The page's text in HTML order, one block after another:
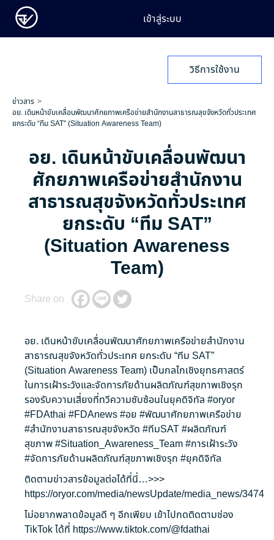
เข้าสู่ระบบ
วิธีการใช้งาน
ข่าวสาร
อย. เดินหน้าขับเคลื่อนพัฒนาศักยภาพเครือข่ายสำนักงานสาธารณสุขจังหวัดทั่วประเทศ
ยกระดับ “ทีม SAT” (Situation Awareness Team)
อย. เดินหน้าขับเคลื่อนพัฒนา
ศักยภาพเครือข่ายสำนักงาน
สาธารณสุขจังหวัดทั่วประเทศ
ยกระดับ “ทีม SAT”
(Situation Awareness
Team)
Share on
อย. เดินหน้าขับเคลื่อนพัฒนาศักยภาพเครือข่ายสำนักงาน
สาธารณสุขจังหวัดทั่วประเทศ ยกระดับ “ทีม SAT”
(Situation Awareness Team) เป็นกลไกเชิงยุทธศาสตร์
ในการเฝ้าระวังและจัดการภัยด้านผลิตภัณฑ์สุขภาพเชิงรุก
รองรับความเสี่ยงที่ทวีความซับซ้อนในยุคดิจิทัล #oryor
#FDAthai #FDAnews#อย #พัฒนาศักยภาพเครือข่าย
#สำนักงานสาธารณสุขจังหวัด #ทีมSAT#ผลิตภัณฑ์
สุขภาพ#Situation_Awareness_Team#การเฝ้าระวัง
#จัดการภัยด้านผลิตภัณฑ์สุขภาพเชิงรุก #ยุคดิจิทัล
ติดตามข่าวสารข้อมูลต่อได้ที่นี่…>>>
https://oryor.com/media/newsUpdate/media_news/3474
ไม่อยากพลาดข้อมูลดี ๆ อีกเพียบ เข้าไปกดติดตามช่อง
TikTok ได้ที่ https://www.tiktok.com/@fdathai